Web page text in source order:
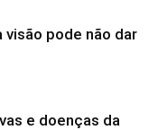
visão pode não dar
e doenças da